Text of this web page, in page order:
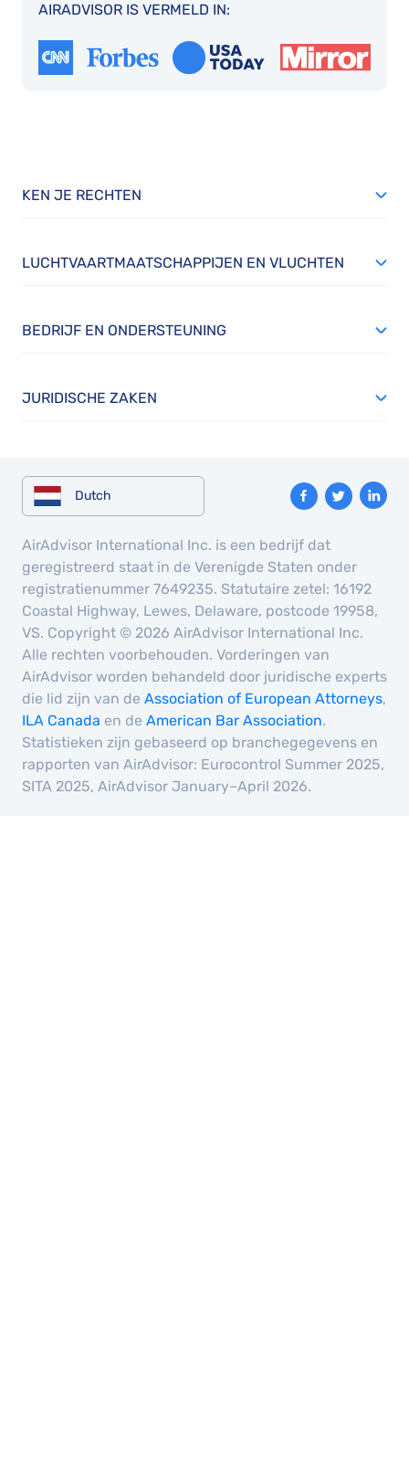
AIRADVISOR IS VERMELD IN:
KEN JE RECHTEN
LUCHTVAARTMAATSCHAPPIJEN EN VLUCHTEN
BEDRIJF EN ONDERSTEUNING
JURIDISCHE ZAKEN
Dutch
AirAdvisor International Inc. is een bedrijf dat
geregistreerd staat in de Verenigde Staten onder
registratienummer 7649235. Statutaire zetel: 16192
Coastal Highway, Lewes, Delaware, postcode 19958,
VS. Copyright © 2026 AirAdvisor International Inc.
Alle rechten voorbehouden. Vorderingen van
AirAdvisor worden behandeld door juridische experts
die lid zijn van de Association of European Attorneys,
ILA Canada en de American Bar Association.
Statistieken zijn gebaseerd op branchegegevens en
rapporten van AirAdvisor: Eurocontrol Summer 2025,
SITA 2025, AirAdvisor January–April 2026.